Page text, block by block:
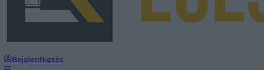
Bejelentkezés